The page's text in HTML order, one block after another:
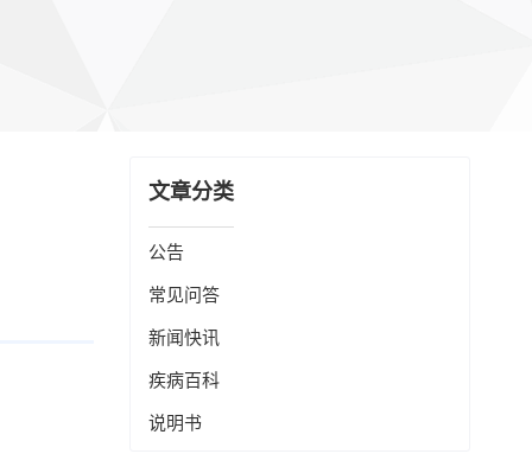
文章分类
公告
常见问答
新闻快讯
疾病百科
说明书